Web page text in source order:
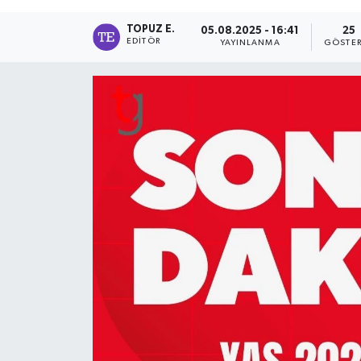
TOPUZ E.
EDITÖR
05.08.2025 - 16:41
YAYINLANMA
25